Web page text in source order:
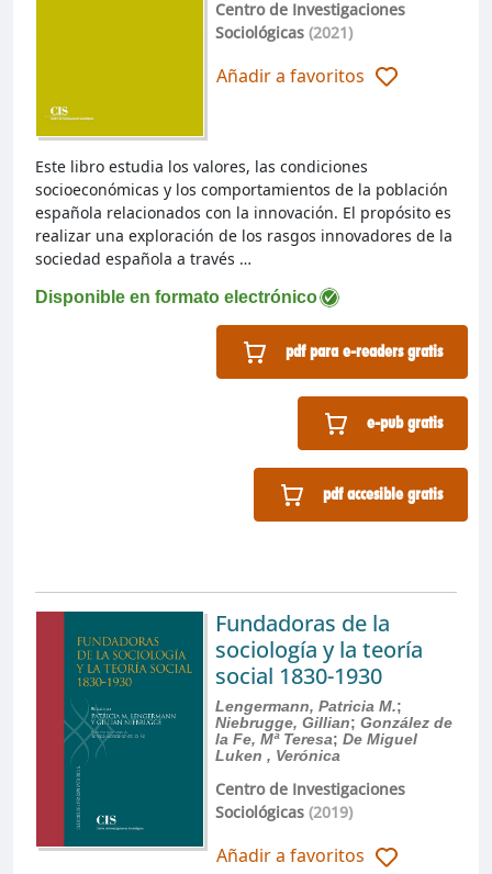
Centro de Investigaciones
Sociológicas(2021)
Añadir a favoritos
Disponible en formato electrónico
pdf para e-readers gratis
e-pub gratis
pdf accesible gratis
Este libro estudia los valores, las condiciones
socioeconómicas y los comportamientos de la población
española relacionados con la innovación. El propósito es
realizar una exploración de los rasgos innovadores de la
sociedad española a través …
Fundadoras de la
sociología y la teoría
social 1830-1930
Lengermann, Patricia M.;
Niebrugge, Gillian; González de
la Fe, Mª Teresa; De Miguel
Luken , Verónica
Centro de Investigaciones
Sociológicas(2019)
Añadir a favoritos